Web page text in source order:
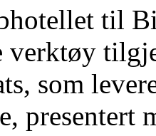
til
verktøy
som
presentert